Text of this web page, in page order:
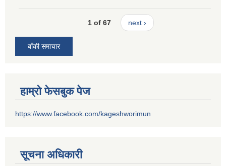
1 of 67 next ›
बाँकी समाचार
हाम्रो फेसबुक पेज
https://www.facebook.com/kageshworimun
सूचना अधिकारी